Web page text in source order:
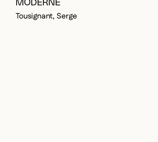
MODERNE
Tousignant, Serge